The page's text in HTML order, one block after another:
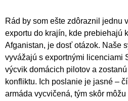
Rád by som ešte zdôraznil jednu
exportu do krajín, kde prebiehajú
Afganistan, je dosť otázok. Naše
vyvážajú s exportnými licenciami
výcvik domácich pilotov a
konfliktu. Ich poslanie je jasné –
armáda vycvičená, tým skôr